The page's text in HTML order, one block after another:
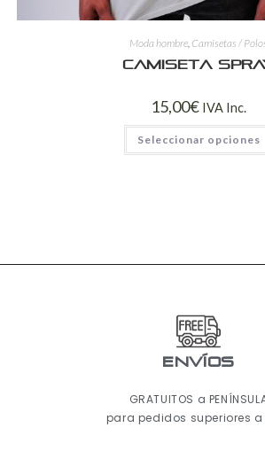
Moda hombre, Camisetas /
Camiseta
15,00€ IVA Inc.
Seleccionar opciones
ENVÍOS
GRATUITOS a
para pedidos superiores